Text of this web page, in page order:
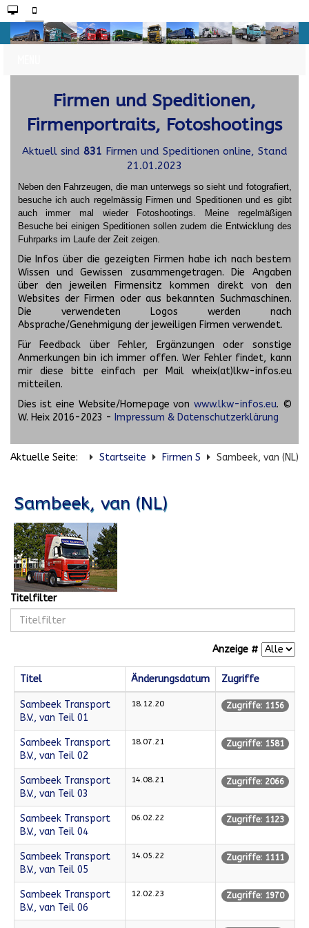
Firmen und Speditionen,
Firmenportraits, Fotoshootings
Aktuell sind 831 Firmen und Speditionen online, Stand
21.01.2023
Neben den Fahrzeugen, die man unterwegs so sieht und fotografiert,
besuche ich auch regelmässig Firmen und Speditionen und es gibt
auch immer mal wieder Fotoshootings.
Meine regelmäßigen
Besuche bei einigen Speditionen sollen zudem die Entwicklung des
Fuhrparks im Laufe der Zeit zeigen.
Die Infos über die gezeigten Firmen habe ich nach bestem
Wissen und Gewissen zusammengetragen. Die Angaben
über den jeweilen Firmensitz kommen direkt von den
Websites der Firmen oder aus bekannten Suchmaschinen.
Die verwendeten Logos werden nach
Absprache/Genehmigung der jeweiligen Firmen verwendet.
Für Feedback über Fehler, Ergänzungen oder sonstige
Anmerkungen bin ich immer offen. Wer Fehler findet, kann
mir diese bitte einfach per Mail wheix(at)lkw-infos.eu
mitteilen.
Dies ist eine Website/Homepage von www.lkw-infos.eu. ©
W. Heix 2016-2023 - Impressum & Datenschutzerklärung
Aktuelle Seite: Startseite Firmen S Sambeek, van (NL)
Sambeek, van (NL)
Titelfilter
Anzeige #
Titel Änderungsdatum Zugriffe
Sambeek Transport
B.V., van Teil 01
18.12.20 Zugriffe: 1156
Sambeek Transport
B.V., van Teil 02
18.07.21 Zugriffe: 1581
Sambeek Transport
B.V., van Teil 03
14.08.21 Zugriffe: 2066
Sambeek Transport
B.V., van Teil 04
06.02.22 Zugriffe: 1123
Sambeek Transport
B.V., van Teil 05
14.05.22 Zugriffe: 1111
Sambeek Transport
B.V., van Teil 06
12.02.23 Zugriffe: 1970